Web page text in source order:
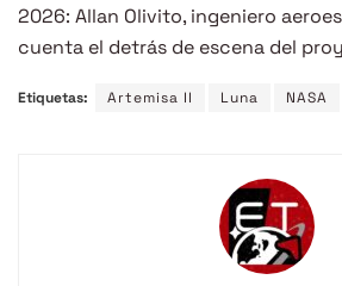
2026: Allan Olivito, ingeniero
cuenta el detrás de escena del
Etiquetas: Artemisa II Luna NASA